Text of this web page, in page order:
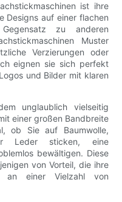
ist ihre
Designs auf einer flachen
zu anderen
Muster
Verzierungen oder
eignen sie sich perfekt
und Bilder mit klaren
unglaublich vielseitig
einer großen Bandbreite
ob Sie auf Baumwolle,
Leder sticken, eine
bewältigen. Diese
von Vorteil, die ihre
an einer Vielzahl von